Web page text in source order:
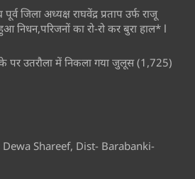
जिला अध्यक्ष राघवेंद्र प्रताप उर्फ राजू
निधन,परिजनों का रो-रो कर बुरा हाल* l
पर उतरौला में निकला गया जुलूस (1,725)
Shareef, Dist- Barabanki-